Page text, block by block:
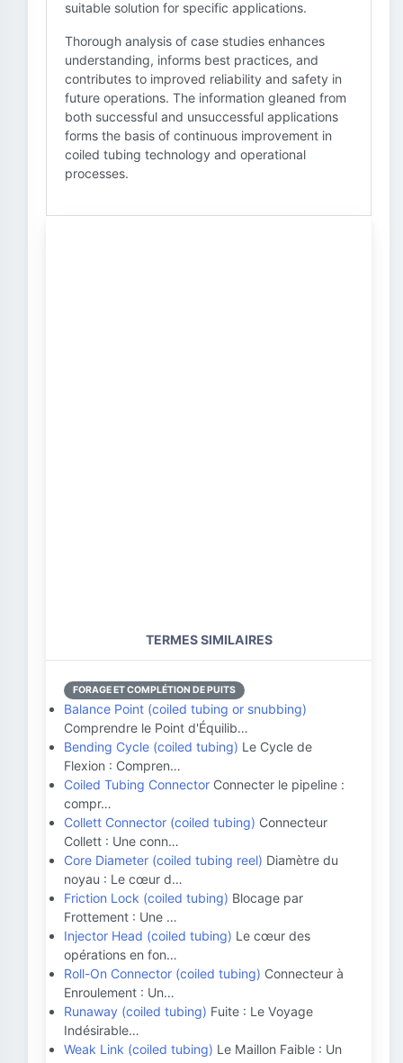
suitable solution for specific applications.
Thorough analysis of case studies enhances
understanding, informs best practices, and
contributes to improved reliability and safety in
future operations. The information gleaned from
both successful and unsuccessful applications
forms the basis of continuous improvement in
coiled tubing technology and operational
processes.
TERMES SIMILAIRES
FORAGE ET COMPLÉTION DE PUITS
Balance Point (coiled tubing or snubbing)
Comprendre le Point d'Équilib…
Bending Cycle (coiled tubing) Le Cycle de
Flexion : Compren…
Coiled Tubing Connector Connecter le pipeline :
compr…
Collett Connector (coiled tubing) Connecteur
Collett : Une conn…
Core Diameter (coiled tubing reel) Diamètre du
noyau : Le cœur d…
Friction Lock (coiled tubing) Blocage par
Frottement : Une …
Injector Head (coiled tubing) Le cœur des
opérations en fon…
Roll-On Connector (coiled tubing) Connecteur à
Enroulement : Un…
Runaway (coiled tubing) Fuite : Le Voyage
Indésirable…
Weak Link (coiled tubing) Le Maillon Faible : Un